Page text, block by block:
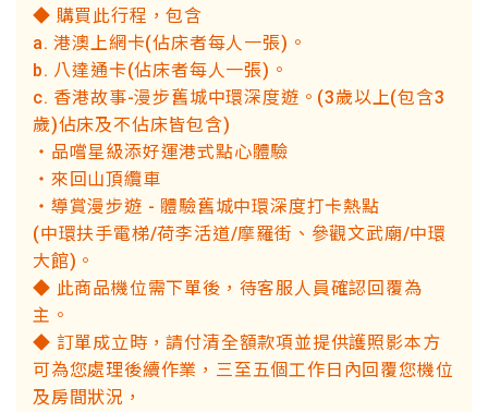
◆ 購買此行程，包含
a. 港澳上網卡(佔床者每人一張)。
b. 八達通卡(佔床者每人一張)。
c. 香港故事-漫步舊城中環深度遊。(3歲以上(包含3
歲)佔床及不佔床皆包含)
‧品嚐星級添好運港式點心體驗
‧來回山頂纜車
‧導賞漫步遊 - 體驗舊城中環深度打卡熱點
(中環扶手電梯/荷李活道/摩羅街、參觀文武廟/中環
大館)。
◆ 此商品機位需下單後，待客服人員確認回覆為
主。
◆ 訂單成立時，請付清全額款項並提供護照影本方
可為您處理後續作業，三至五個工作日內回覆您機位
及房間狀況，